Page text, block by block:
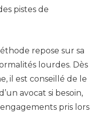
pistes de
repose sur sa
lourdes. Dès
il est conseillé de le
avocat si besoin,
pris lors